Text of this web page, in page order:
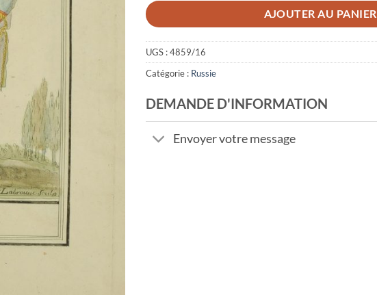
AJOUTER AU PANIER
UGS :4859/16
Catégorie : Russie
DEMANDE D'INFORMATION
Envoyer votre message